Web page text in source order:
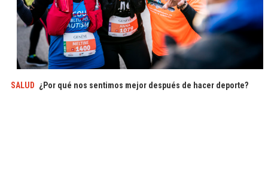
SALUD ¿Por qué nos sentimos mejor después de hacer deporte?